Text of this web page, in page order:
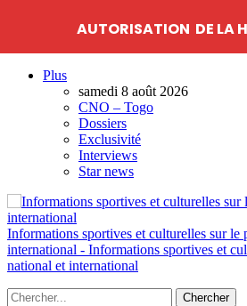
Plus
samedi 8 août 2026
CNO – Togo
Dossiers
Exclusivité
Interviews
Star news
Informations sportives et culturelles sur le
international - Informations sportives et
national et international
AUTORISATION DE LA